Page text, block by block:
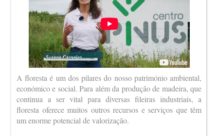
A floresta é um dos pilares do nosso património ambiental,
económico e social. Para além da produção de madeira, que
continua a ser vital para diversas fileiras industriais, a
floresta oferece muitos outros recursos e serviços que têm
um enorme potencial de valorização.